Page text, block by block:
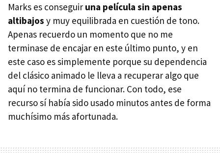
Marks es conseguir una película sin apenas
altibajos y muy equilibrada en cuestión de tono.
Apenas recuerdo un momento que no me
terminase de encajar en este último punto, y en
este caso es simplemente porque su dependencia
del clásico animado le lleva a recuperar algo que
aquí no termina de funcionar. Con todo, ese
recurso sí había sido usado minutos antes de forma
muchísimo más afortunada.